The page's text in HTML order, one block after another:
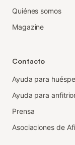
Quiénes somos
Magazine
Contacto
Ayuda para
Ayuda para
Prensa
Asociaciones de